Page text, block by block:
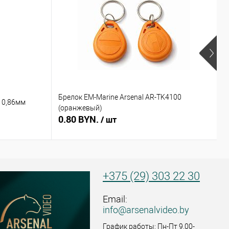
0,86мм
Брелок EM-Marine Arsenal AR-TK4100
(оранжевый)
0.80 BYN. / шт
+375 (29) 303 22 30
Email:
info@arsenalvideo.by
График работы: Пн-Пт 9.00-